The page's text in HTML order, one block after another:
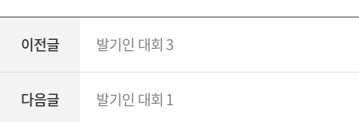
이전글 발기인 대회 3
다음글 발기인 대회 1